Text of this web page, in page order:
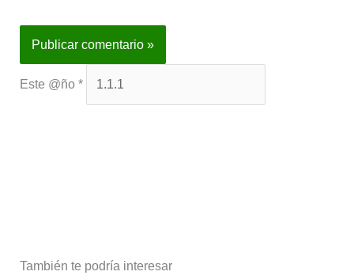
Este @ño *
También te podría interesar